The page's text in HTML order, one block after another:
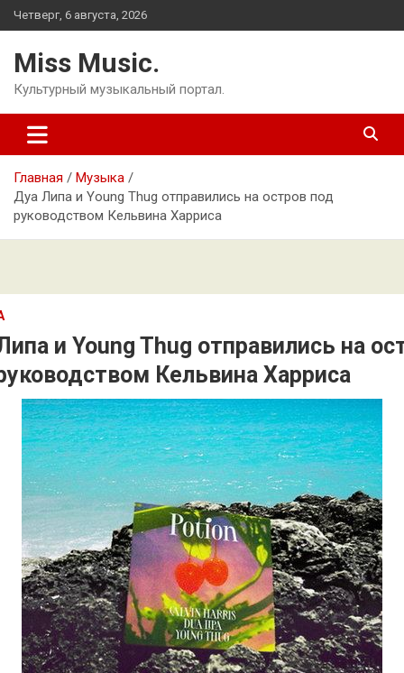
Перейти
к
Четверг, 6 августа, 2026
Miss Music.
Культурный музыкальный портал.
Главная
Музыка
Дуа Липа и Young Thug отправились на остров под
руководством Кельвина Харриса
и Young Thug отправились на
Кельвина Харриса